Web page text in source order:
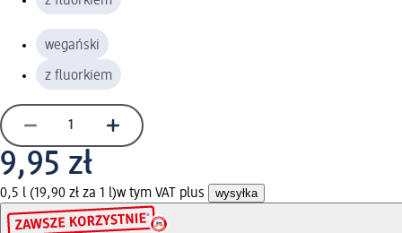
wegański
z fluorkiem
9,95 zł
0,5 l (19,90 zł za 1 l)w tym VAT plus wysyłka